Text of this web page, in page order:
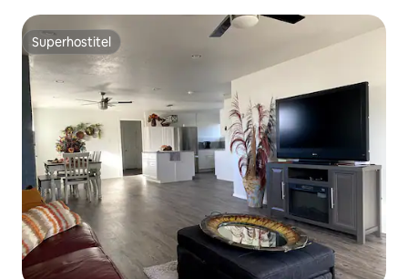
Superhostitel
Superhostitel